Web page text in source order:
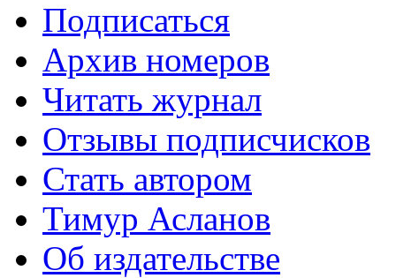
Подписаться
Архив номеров
Читать журнал
Отзывы подписчисков
Стать автором
Тимур Асланов
Об издательстве